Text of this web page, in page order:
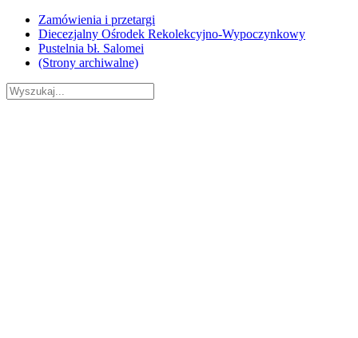
Skip
content
Zamówienia i przetargi
Diecezjalny Ośrodek Rekolekcyjno-Wypoczynkowy
Pustelnia bł. Salomei
(Strony archiwalne)